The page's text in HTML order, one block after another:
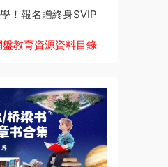
！報名贈終身SVIP
教育資源資料目錄